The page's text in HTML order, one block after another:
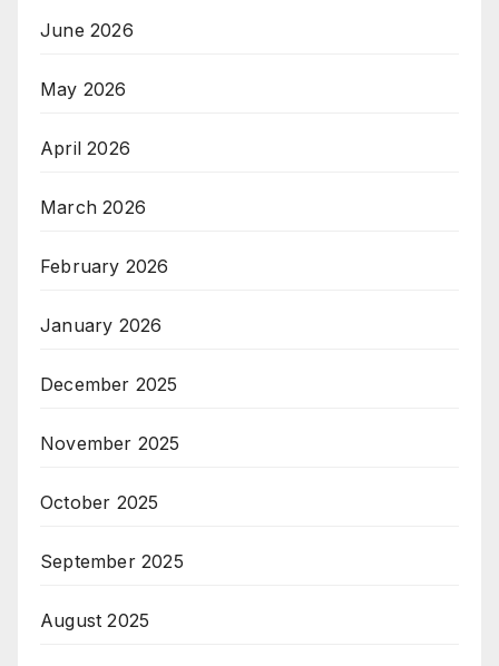
June 2026
May 2026
April 2026
March 2026
February 2026
January 2026
December 2025
November 2025
October 2025
September 2025
August 2025